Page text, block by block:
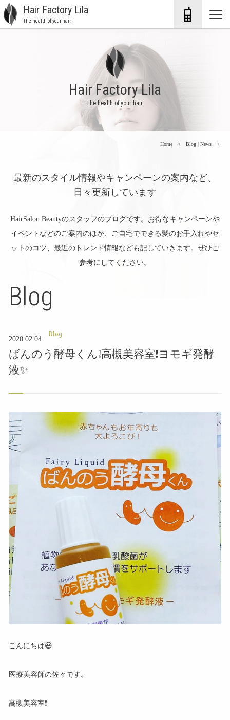
Hair Factory Lila
The health of your hair.
Hair Factory Lila
The health of your hair.
Home Blog | News
最新のスタイル情報やキャンペーンの案内など、
日々更新しています
HairSalon Beautyのスタッフのブログです。お得なキャンペーンや
イベントなどのご案内のほか、ご自宅でできる髪のお手入れやセ
ットのコツ、最近のトレンド情報なども記していきます。ぜひご
参考にしてください。
Blog
2020.02.04
Blog
ばんのう酵母くん❕高槻美容室❗ヨモギ発酵
液✨
こんにちは😃
医療美容師の佐々です。
高槻美容室❗